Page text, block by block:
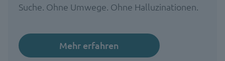
Suche. Ohne Umwege. Ohne Halluzinationen.
Mehr erfahren